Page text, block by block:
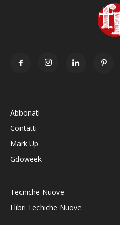
Abbonati
Contatti
Mark Up
Gdoweek
Tecniche Nuove
I libri Techiche Nuove